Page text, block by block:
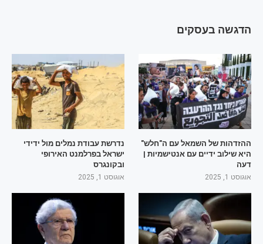
הדגשה בעסקים
ההזדהות של השמאל עם ה"חלש"
היא שילוב ידיים עם אנטישמיות |
דעה
אוגוסט 1, 2025
נדרשת עבודת נמלים מול ידידי
ישראל בפרלמנט האירופי
ובקונגרס
אוגוסט 1, 2025